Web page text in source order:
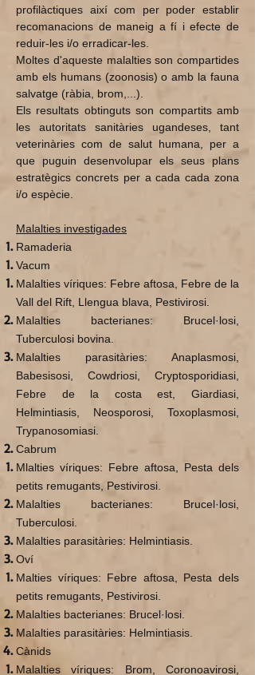
profilàctiques així com per poder establir
recomanacions de maneig a fí i efecte de
reduir-les i/o erradicar-les.
Moltes d'aqueste malalties son compartides
amb els humans (zoonosis) o amb la fauna
salvatge (ràbia, brom,...).
Els resultats obtinguts son compartits amb
les autoritats sanitàries ugandeses, tant
veterinàries com de salut humana, per a
que puguin desenvolupar els seus plans
estratègics concrets per a cada cada zona
i/o espècie.
Malalties investigades
Ramaderia
Vacum
Malalties víriques: Febre aftosa, Febre de la
Vall del Rift, Llengua blava, Pestivirosi.
Malalties bacterianes: Brucel·losi,
Tuberculosi bovina.
Malalties parasitàries: Anaplasmosi,
Babesisosi, Cowdriosi, Cryptosporidiasi,
Febre de la costa est, Giardiasi,
Helmintiasis, Neosporosi, Toxoplasmosi,
Trypanosomiasi.
Cabrum
Mlalties víriques: Febre aftosa, Pesta dels
petits remugants, Pestivirosi.
Malalties bacterianes: Brucel·losi,
Tuberculosi.
Malalties parasitàries: Helmintiasis.
Oví
Malties víriques: Febre aftosa, Pesta dels
petits remugants, Pestivirosi.
Malalties bacterianes: Brucel·losi.
Malalties parasitàries: Helmintiasis.
Cànids
Malalties víriques: Brom, Coronoavirosi,